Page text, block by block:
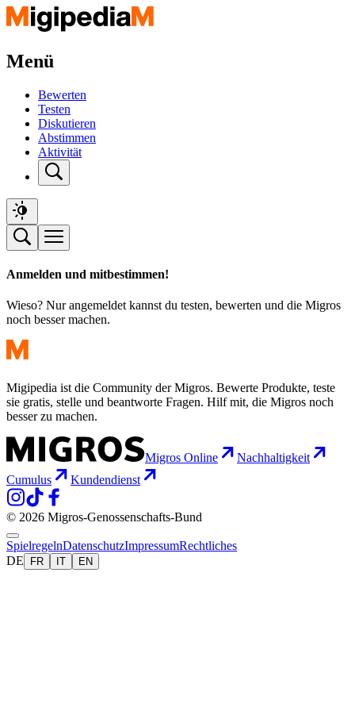
Menü
Bewerten
Testen
Diskutieren
Abstimmen
Aktivität
Anmelden und mitbestimmen!
Wieso? Nur angemeldet kannst du testen, bewerten und die Migros
noch besser machen.
Migipedia ist die Community der Migros. Bewerte Produkte, teste
sie gratis, stelle und beantworte Fragen. Hilf mit, die Migros noch
besser zu machen.
Migros Online
Nachhaltigkeit
Cumulus
Kundendienst
© 2026 Migros-Genossenschafts-Bund
SpielregelnDatenschutzImpressumRechtliches
DE
FR IT EN